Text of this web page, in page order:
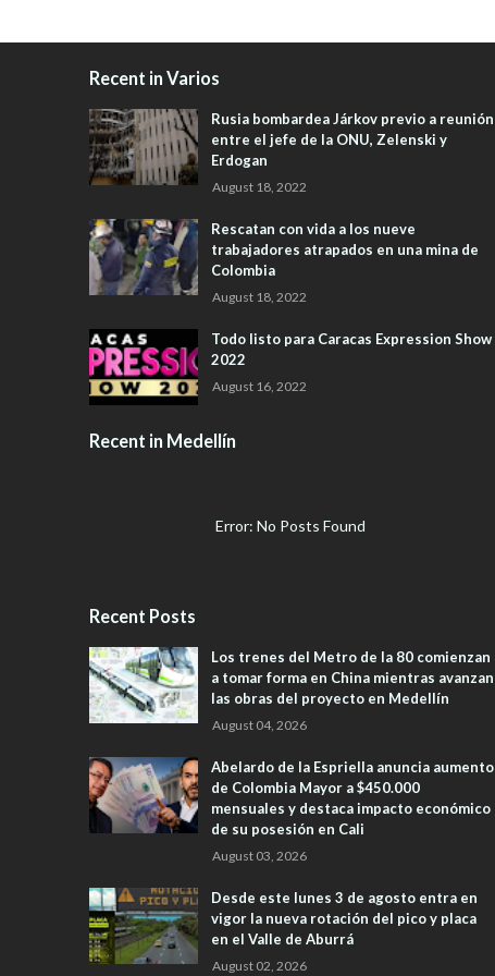
Recent in Varios
Rusia bombardea Járkov previo a reunión
entre el jefe de la ONU, Zelenski y
Erdogan
August 18, 2022
Rescatan con vida a los nueve
trabajadores atrapados en una mina de
Colombia
August 18, 2022
Todo listo para Caracas Expression Show
2022
August 16, 2022
Recent in Medellín
Error: No Posts Found
Recent Posts
Los trenes del Metro de la 80 comienzan
a tomar forma en China mientras avanzan
las obras del proyecto en Medellín
August 04, 2026
Abelardo de la Espriella anuncia aumento
de Colombia Mayor a $450.000
mensuales y destaca impacto económico
de su posesión en Cali
August 03, 2026
Desde este lunes 3 de agosto entra en
vigor la nueva rotación del pico y placa
en el Valle de Aburrá
August 02, 2026